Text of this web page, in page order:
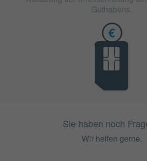
Guthabens.
Sie haben noch
Wir helfen gerne.